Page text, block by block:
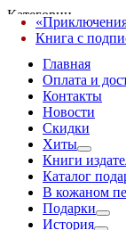
Категории
Главная
Оплата и
Контакты
Новости
Скидки
Хиты
Книги
Каталог
В кожаном
Подарки
История
Книга с